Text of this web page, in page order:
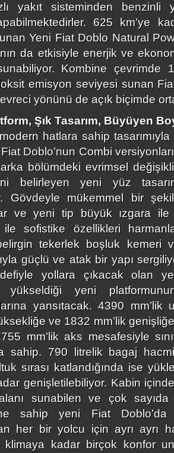
yakıt sisteminden benzinli
625 km’ye
Yeni Fiat Doblo Natural
da etkisiyle enerjik ve
Kombine çevrimde
emisyon seviyesi sunan
yönünü de açık biçimde
Şık Tasarım, Büyüyen
hatlara sahip
Doblo’nun Combi
bölümdeki evrimsel
belirleyen yeni yüz
Gövdeyle mükemmel bir
ve yeni tip büyük ızgara ile
ile sofistike özellikleri
tekerlek boşluk kemeri
güçlü ve atak bir yapı
yollara çıkacak olan
yükseldiği yeni
yansıtacak. 4390
ve 1832 mm’lik
mm’lik aks mesafesiyle
sahip. 790 litrelik bagaj
sırası katlandığında ise
genişletilebiliyor. Kabin
sunabilen ve çok
sahip yeni Fiat Doblo’da
her bir yolcu için ayrı ayrı
klimaya kadar birçok konfor